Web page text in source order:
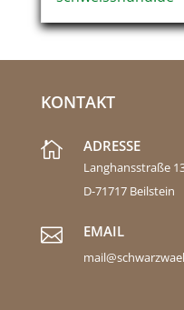
KONTAKT
 ADRESSE
Langhansstraße
D-71717 Beilstein
 EMAIL